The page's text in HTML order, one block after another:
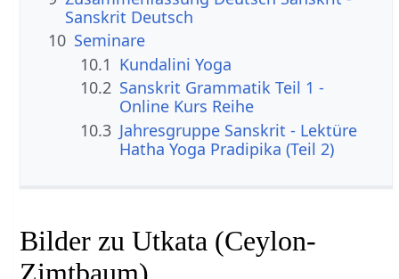
Sanskrit Deutsch
10 Seminare
10.1 Kundalini Yoga
10.2 Sanskrit Grammatik Teil 1 -
Online Kurs Reihe
10.3 Jahresgruppe Sanskrit - Lektüre
Hatha Yoga Pradipika (Teil 2)
Bilder zu Utkata (Ceylon-